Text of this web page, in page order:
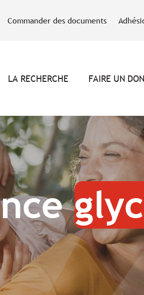
Commander des documents
LA RECHERCHE FAIRE UN DON